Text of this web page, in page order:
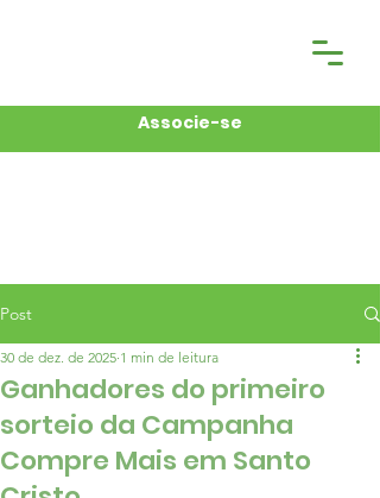
Associe-se
Post
Ganhadores do primeiro
sorteio da Campanha
Compre Mais em Santo
30 de dez. de 2025 1 min de leitura